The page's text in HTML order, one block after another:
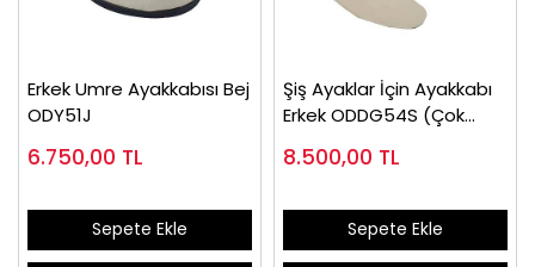
Erkek Umre Ayakkabısı Bej
ODY51J
6.750,00 TL
Sepete Ekle
Şiş Ayaklar İçin Ayakkabı
Erkek ODDG54S (Çok
8.500,00 TL
Sepete Ekle